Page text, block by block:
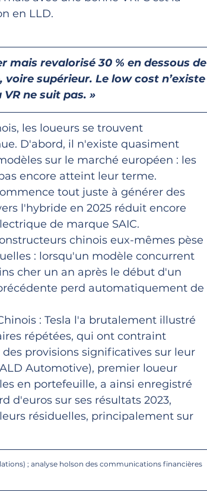
en LLD.
mais revalorisé 30 % en dessous de
supérieur. Le low cost n’existe
VR ne suit pas. »
les loueurs se trouvent
D'abord, il n'existe quasiment
sur le marché européen : les
encore atteint leur terme.
tout juste à générer des
l'hybride en 2025 réduit encore
de marque SAIC.
chinois eux-mêmes pèse
: lorsqu'un modèle concurrent
cher un an après le début d'un
perd automatiquement de
: Tesla l'a brutalement illustré
répétées, qui ont contraint
provisions significatives sur leur
Automotive), premier loueur
en portefeuille, a ainsi enregistré
d'euros sur ses résultats 2023,
résiduelles, principalement sur
; analyse holson des communications financières